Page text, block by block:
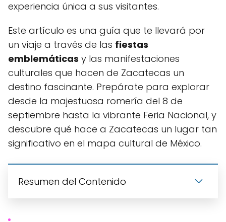
experiencia única a sus visitantes.
Este artículo es una guía que te llevará por
un viaje a través de las fiestas
emblemáticas y las manifestaciones
culturales que hacen de Zacatecas un
destino fascinante. Prepárate para explorar
desde la majestuosa romería del 8 de
septiembre hasta la vibrante Feria Nacional, y
descubre qué hace a Zacatecas un lugar tan
significativo en el mapa cultural de México.
Resumen del Contenido